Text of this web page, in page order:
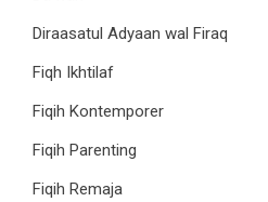
Diraasatul Adyaan wal Firaq
Fiqh Ikhtilaf
Fiqih Kontemporer
Fiqih Parenting
Fiqih Remaja